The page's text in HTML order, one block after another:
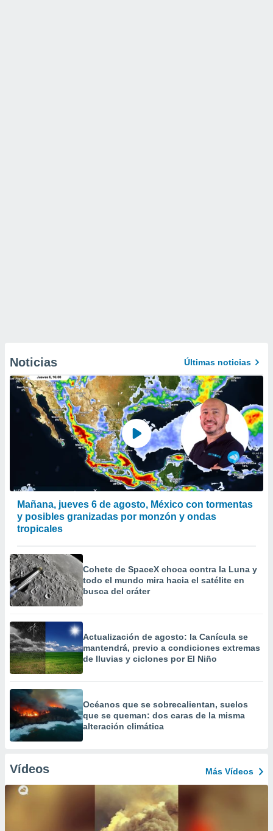
Noticias Últimas noticias
Mañana, jueves 6 de agosto, México con tormentas
y posibles granizadas por monzón y ondas
tropicales
Cohete de SpaceX choca contra la Luna y
todo el mundo mira hacia el satélite en
busca del cráter
Actualización de agosto: la Canícula se
mantendrá, previo a condiciones extremas
de lluvias y ciclones por El Niño
Océanos que se sobrecalientan, suelos
que se queman: dos caras de la misma
alteración climática
Vídeos Más Vídeos